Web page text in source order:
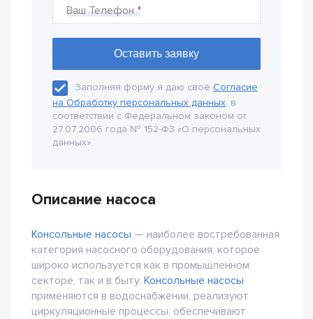
Ваш Телефон
Заполняя форму я даю своё Согласие
на Обработку персональных данных, в
соответствии с Федеральном законом от
27.07.2006 года № 152-Ф3 «О персональных
данных».
Описание насоса
Консольные насосы — наиболее востребованная
категория насосного оборудования, которое
широко используется как в промышленном
секторе, так и в быту. Консольные насосы
применяются в водоснабжении, реализуют
циркуляционные процессы, обеспечивают